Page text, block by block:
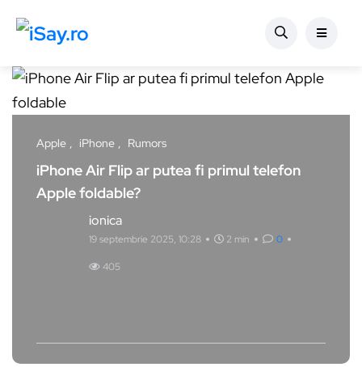
Apple iPhone Rumors
iPhone Air Flip ar putea fi primul telefon
Apple foldable?
ionica
19 septembrie 2025, 10:28 2 min 0
405